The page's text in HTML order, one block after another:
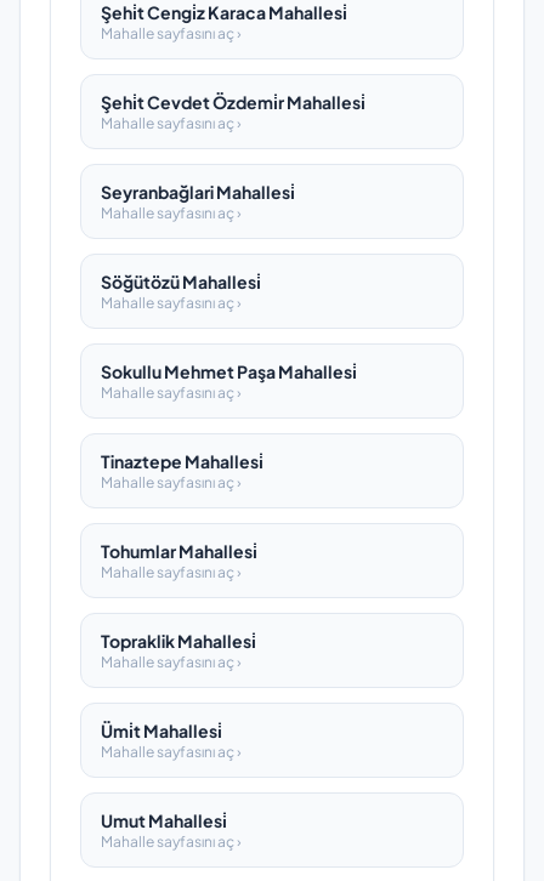
Şehi̇t Cengi̇z Karaca Mahallesi̇
Mahalle sayfasını aç ›
Şehi̇t Cevdet Özdemi̇r Mahallesi̇
Mahalle sayfasını aç ›
Seyranbağlari Mahallesi̇
Mahalle sayfasını aç ›
Söğütözü Mahallesi̇
Mahalle sayfasını aç ›
Sokullu Mehmet Paşa Mahallesi̇
Mahalle sayfasını aç ›
Tinaztepe Mahallesi̇
Mahalle sayfasını aç ›
Tohumlar Mahallesi̇
Mahalle sayfasını aç ›
Topraklik Mahallesi̇
Mahalle sayfasını aç ›
Ümi̇t Mahallesi̇
Mahalle sayfasını aç ›
Umut Mahallesi̇
Mahalle sayfasını aç ›